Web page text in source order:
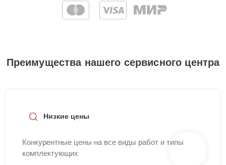
Преимущества нашего сервисного центра
Низкие цены
Конкурентные цены на все виды работ и типы
комплектующих